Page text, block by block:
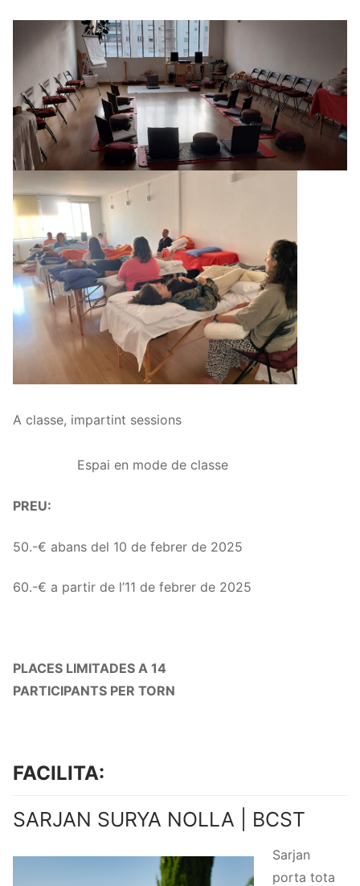
A classe, impartint sessions
Espai en mode de classe
PREU:
50.-€ abans del 10 de febrer de 2025
60.-€ a partir de l’11 de febrer de 2025
PLACES LIMITADES A 14
PARTICIPANTS PER TORN
FACILITA:
SARJAN SURYA NOLLA | BCST
Sarjan
porta tota